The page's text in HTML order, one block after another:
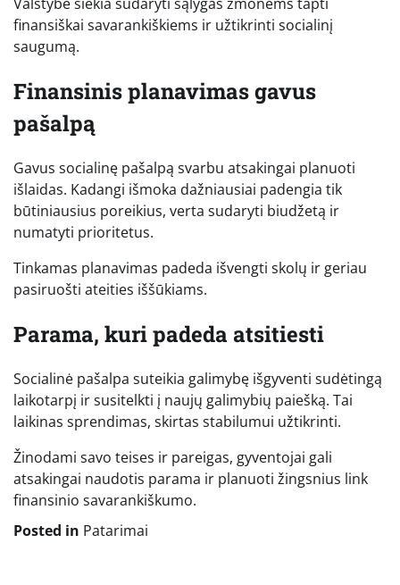
finansiškai savarankiškiems ir užtikrinti socialinį
saugumą.
Finansinis planavimas gavus
pašalpą
Gavus socialinę pašalpą svarbu atsakingai planuoti
išlaidas. Kadangi išmoka dažniausiai padengia tik
būtiniausius poreikius, verta sudaryti biudžetą ir
numatyti prioritetus.
Tinkamas planavimas padeda išvengti skolų ir geriau
pasiruošti ateities iššūkiams.
Parama, kuri padeda atsitiesti
Socialinė pašalpa suteikia galimybę išgyventi sudėtingą
laikotarpį ir susitelkti į naujų galimybių paiešką. Tai
laikinas sprendimas, skirtas stabilumui užtikrinti.
Žinodami savo teises ir pareigas, gyventojai gali
atsakingai naudotis parama ir planuoti žingsnius link
finansinio savarankiškumo.
Posted in Patarimai